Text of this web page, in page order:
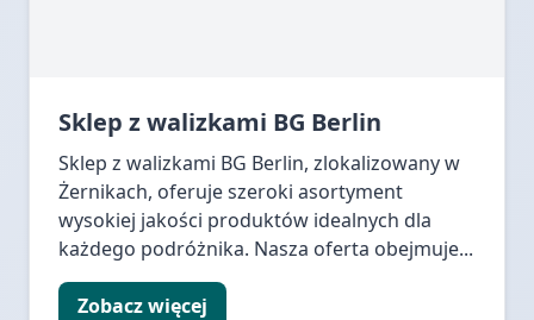
Sklep z walizkami BG Berlin
Sklep z walizkami BG Berlin, zlokalizowany w
Żernikach, oferuje szeroki asortyment
wysokiej jakości produktów idealnych dla
każdego podróżnika. Nasza oferta obejmuje...
Zobacz więcej